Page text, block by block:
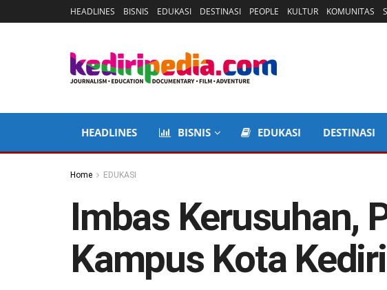
HEADLINES BISNIS EDUKASI DESTINASI PEOPLE KULTUR KOMUNITAS
HEADLINES BISNIS EDUKASI DESTINASI
Home EDUKASI
Imbas Kerusuhan,
Kampus Kota